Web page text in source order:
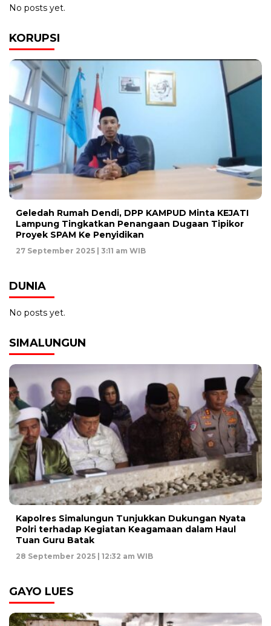
No posts yet.
KORUPSI
Geledah Rumah Dendi, DPP KAMPUD Minta KEJATI
Lampung Tingkatkan Penangaan Dugaan Tipikor
Proyek SPAM Ke Penyidikan
27 September 2025 | 3:11 am WIB
DUNIA
No posts yet.
SIMALUNGUN
Kapolres Simalungun Tunjukkan Dukungan Nyata
Polri terhadap Kegiatan Keagamaan dalam Haul
Tuan Guru Batak
28 September 2025 | 12:32 am WIB
GAYO LUES